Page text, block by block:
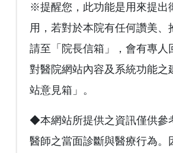
※提醒您，此功能是用來提出
用，若對於本院有任何讚美、
請至「院長信箱」，會有專人
對醫院網站內容及系統功能之
站意見箱」。
◆本網站所提供之資訊僅供參
醫師之當面診斷與醫療行為。